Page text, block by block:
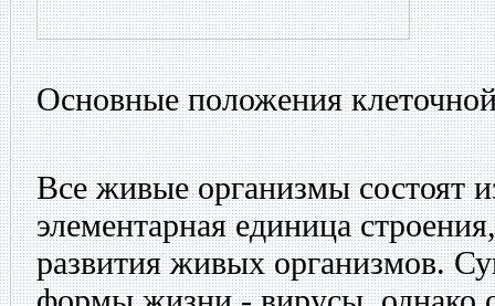
Основные положения
Все живые организмы состоят
элементарная единица
развития живых организмов.